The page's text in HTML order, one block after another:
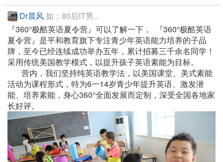
Dr晨风如：80后IT男..
『360°极酷英语夏令营』可以了解一下， 『360°极酷英语
夏令营』是平和教育旗下专注青少年英语能力培养的子品
牌，至今已经连续成功举办五年，累计招募三千余名同学！
采用传统美国教学模式，以提升孩子英语素能为目标。
营内，我们坚持纯英语教学法，以美国课堂、美式素能
活动为课程形式，特为6一14岁青少年提升英语、激发潜
能、培养素能，身心360°全面发展而定制，深受全国各地家
长好评。